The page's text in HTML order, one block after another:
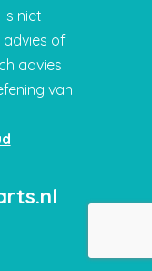
niet
advies of
advies
van